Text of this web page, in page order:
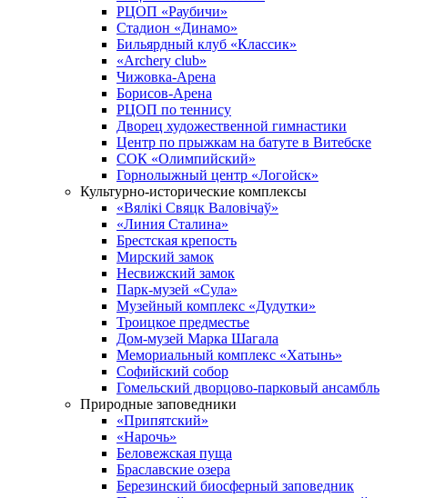
РЦОП «Раубичи»
Стадион «Динамо»
Бильярдный клуб «Классик»
«Archery club»
Чижовка-Арена
Борисов-Арена
РЦОП по теннису
Дворец художественной гимнастики
Центр по прыжкам на батуте в Витебске
СОК «Олимпийский»
Горнолыжный центр «Логойск»
Культурно-исторические комплексы
«Вялікі Свяцк Валовічаў»
«Линия Сталина»
Брестская крепость
Мирский замок
Несвижский замок
Парк-музей «Сула»
Музейный комплекс «Дудутки»
Троицкое предместье
Дом-музей Марка Шагала
Мемориальный комплекс «Хатынь»
Софийский собор
Гомельский дворцово-парковый ансамбль
Природные заповедники
«Припятский»
«Нарочь»
Беловежская пуща
Браславские озера
Березинский биосферный заповедник